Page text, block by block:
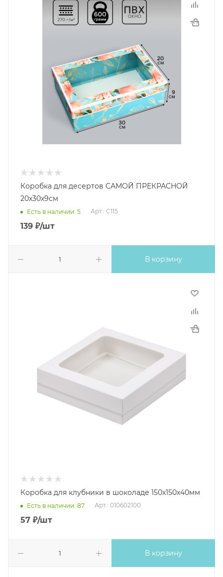
Коробка для десертов САМОЙ ПРЕКРАСНОЙ
20х30х9см
Есть в наличии: 5 Арт.: C115
139 ₽/шт
В корзину
Коробка для клубники в шоколаде 150х150х40мм
Есть в наличии: 87 Арт.: 010602100
57 ₽/шт
В корзину